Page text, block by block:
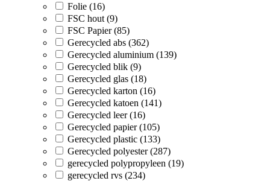
Folie (16)
FSC hout (9)
FSC Papier (85)
Gerecycled abs (362)
Gerecycled aluminium (139)
Gerecycled blik (9)
Gerecycled glas (18)
Gerecycled karton (16)
Gerecycled katoen (141)
Gerecycled leer (16)
Gerecycled papier (105)
Gerecycled plastic (133)
Gerecycled polyester (287)
gerecycled polypropyleen (19)
gerecycled rvs (234)